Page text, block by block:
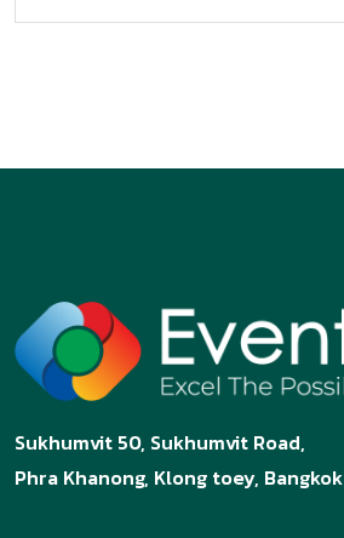
Sukhumvit 50, Sukhumvit Road,
Phra Khanong, Klong toey, Bangkok